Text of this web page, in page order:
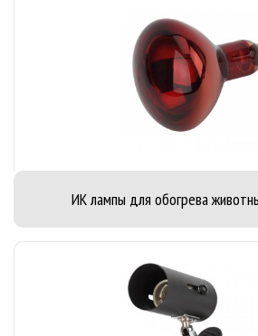
ИК лампы для обогрева